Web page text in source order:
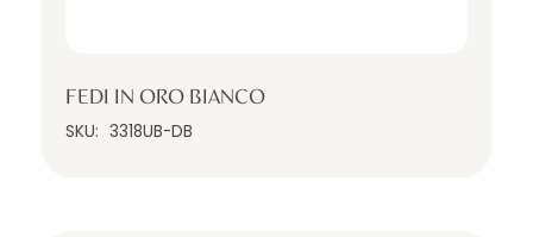
FEDI IN ORO BIANCO
SKU: 3318UB-DB